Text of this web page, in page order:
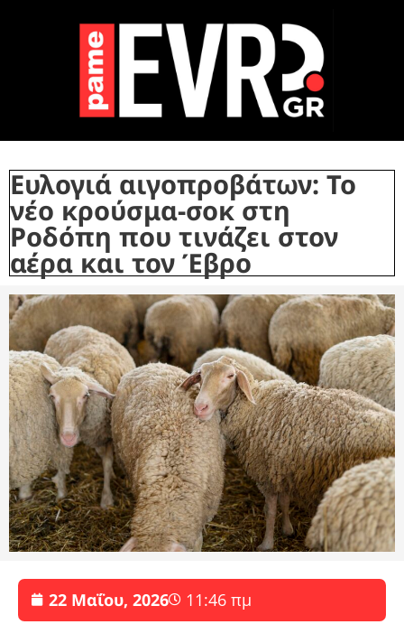
Ευλογιά αιγοπροβάτων: Το
νέο κρούσμα-σοκ στη
Ροδόπη που τινάζει στον
αέρα και τον Έβρο
22 Μαΐου, 2026 11:46 πμ